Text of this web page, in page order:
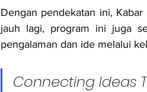
Dengan pendekatan ini,
jauh lagi, program ini juga
pengalaman dan ide melalui
Connecting Ideas